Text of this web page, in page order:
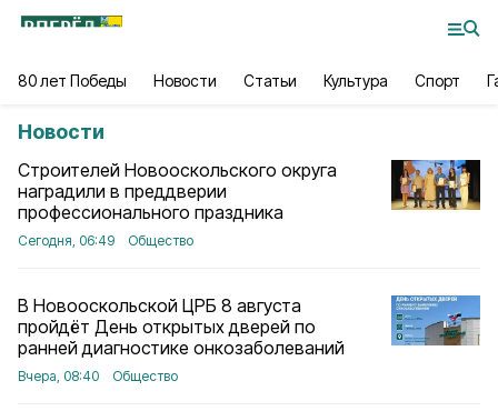
80 лет Победы Новости Статьи Культура Спорт
Новости
Строителей Новооскольского округа
наградили в преддверии
профессионального праздника
Сегодня, 06:49 Общество
В Новооскольской ЦРБ 8 августа
пройдёт День открытых дверей по
ранней диагностике онкозаболеваний
Вчера, 08:40 Общество